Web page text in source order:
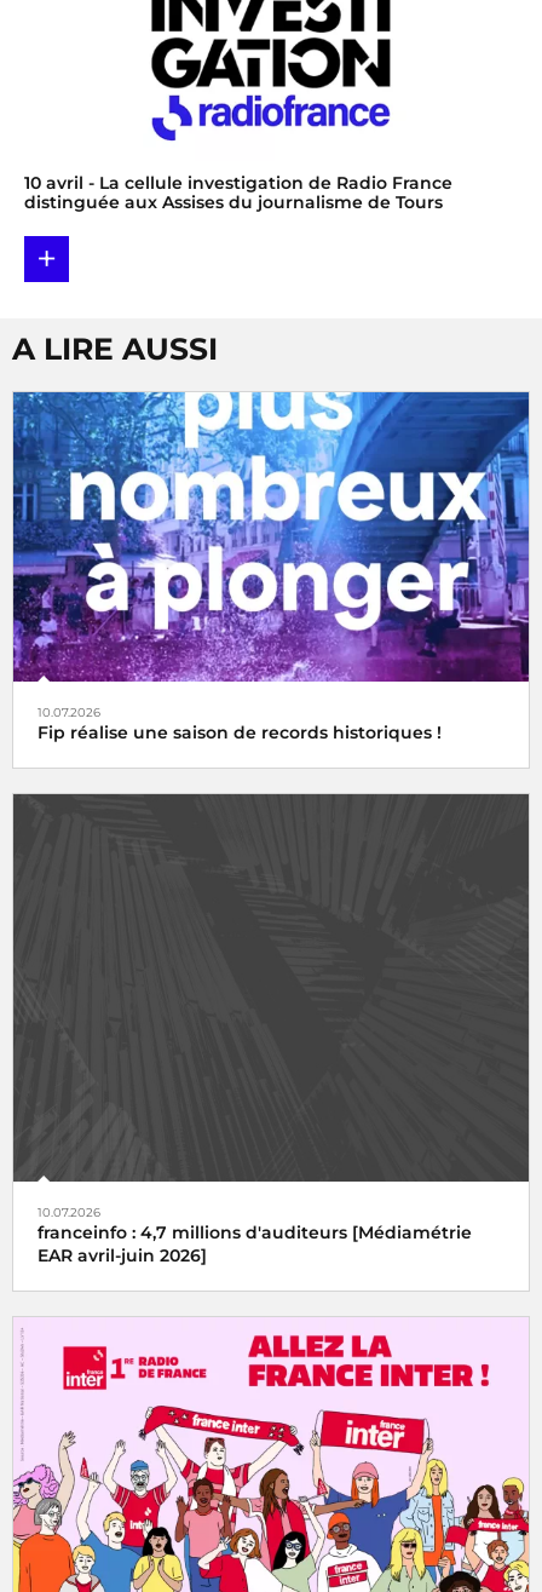
10 avril - La cellule investigation de Radio France
distinguée aux Assises du journalisme de Tours
+
A LIRE AUSSI
10.07.2026
Fip réalise une saison de records historiques !
10.07.2026
franceinfo : 4,7 millions d'auditeurs [Médiamétrie
EAR avril-juin 2026]